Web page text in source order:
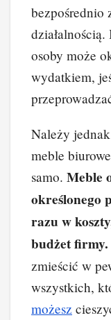
bezpośrednio
osoby może
wydatkiem,
Należy
meble
samo. Meble
określonego
razu w
budżet firmy.
zmieścić w
wszystkich,
możesz